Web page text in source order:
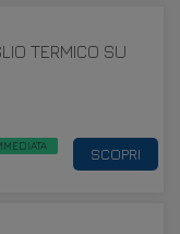
TERMICO SU
SCOPRI